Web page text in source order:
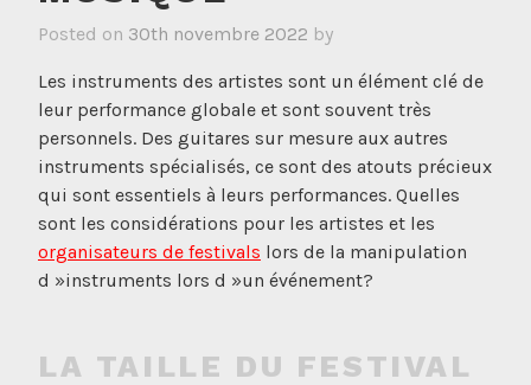
Posted on 30th novembre 2022 by
Les instruments des artistes sont un élément clé de
leur performance globale et sont souvent très
personnels. Des guitares sur mesure aux autres
instruments spécialisés, ce sont des atouts précieux
qui sont essentiels à leurs performances. Quelles
sont les considérations pour les artistes et les
organisateurs de festivals lors de la manipulation
d »instruments lors d »un événement?
LA TAILLE DU FESTIVAL